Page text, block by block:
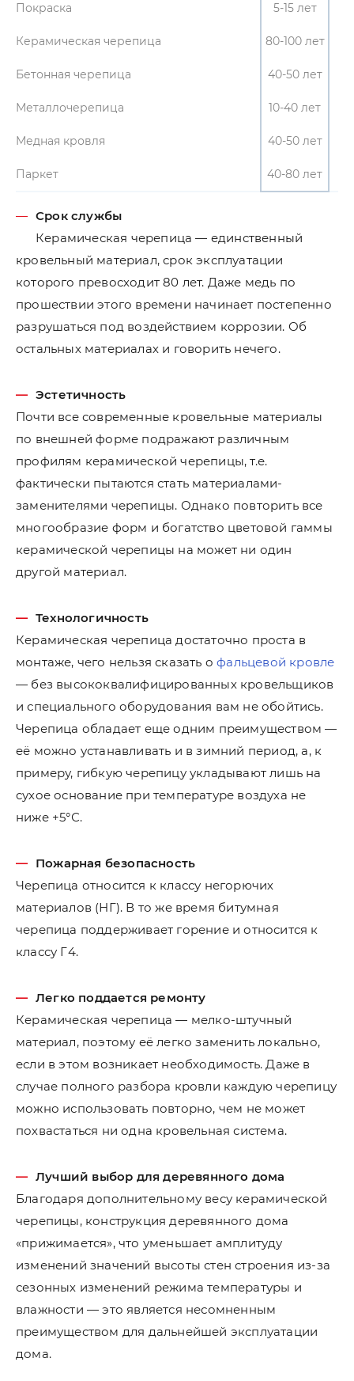
Покраска 5-15 лет
Керамическая черепица 80-100 лет
Бетонная черепица 40-50 лет
Металлочерепица 10-40 лет
Медная кровля 40-50 лет
Паркет 40-80 лет
Срок службы
Керамическая черепица — единственный
кровельный материал, срок эксплуатации
которого превосходит 80 лет. Даже медь по
прошествии этого времени начинает постепенно
разрушаться под воздействием коррозии. Об
остальных материалах и говорить нечего.
Эстетичность
Почти все современные кровельные материалы
по внешней форме подражают различным
профилям керамической черепицы, т.е.
фактически пытаются стать материалами-
заменителями черепицы. Однако повторить все
многообразие форм и богатство цветовой гаммы
керамической черепицы на может ни один
другой материал.
Технологичность
Керамическая черепица достаточно проста в
монтаже, чего нельзя сказать офальцевой кровле
— без высококвалифицированных кровельщиков
и специального оборудования вам не обойтись.
Черепица обладает еще одним преимуществом —
её можно устанавливать и в зимний период, а, к
примеру, гибкую черепицу укладывают лишь на
сухое основание при температуре воздуха не
ниже +5°С.
Пожарная безопасность
Черепица относится к классу негорючих
материалов (НГ). В то же время битумная
черепица поддерживает горение и относится к
классу Г4.
Легко поддается ремонту
Керамическая черепица — мелко-штучный
материал, поэтому её легко заменить локально,
если в этом возникает необходимость. Даже в
случае полного разбора кровли каждую черепицу
можно использовать повторно, чем не может
похвастаться ни одна кровельная система.
Лучший выбор для деревянного дома
Благодаря дополнительному весу керамической
черепицы, конструкция деревянного дома
«прижимается», что уменьшает амплитуду
изменений значений высоты стен строения из-за
сезонных изменений режима температуры и
влажности — это является несомненным
преимуществом для дальнейшей эксплуатации
дома.